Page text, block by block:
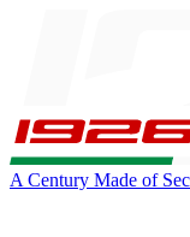
A Century Made of